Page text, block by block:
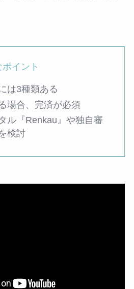
イント
は3種類ある
場合、完済が必須
ル『Renkau』や独自審
検討